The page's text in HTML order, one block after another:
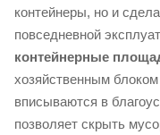
контейнеры, но и
повседневной
контейнерные
хозяйственным
вписываются в
позволяет скрыть